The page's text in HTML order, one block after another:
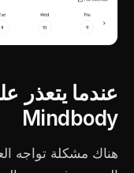
عندما يتعذر
Mindbody
هناك مشكلة تواجه